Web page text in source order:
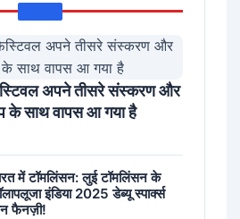
अपने तीसरे संस्करण और
के साथ वापस आ गया है
में टॉमलिंसन: लुई टॉमलिंसन के
इंडिया 2025 डेब्यू स्पार्क्स
फैनज़ी!